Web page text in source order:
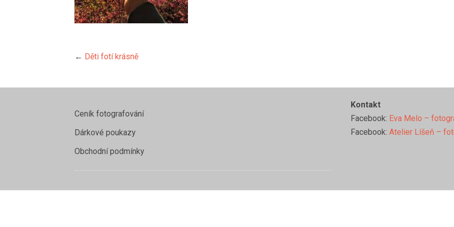
← Děti fotí krásně
Ceník fotografování
Dárkové poukazy
Obchodní podmínky
Kontakt
Facebook: Eva Melo –
Facebook: Atelier Líšeň –